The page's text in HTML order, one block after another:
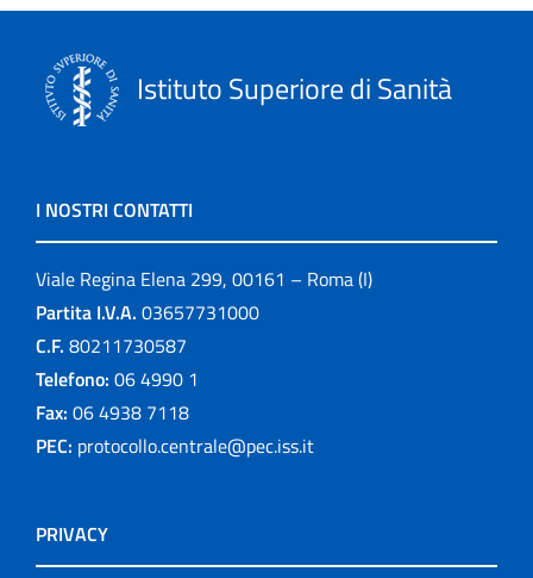
Istituto Superiore di Sanità
I NOSTRI CONTATTI
Viale Regina Elena 299, 00161 – Roma (I)
Partita I.V.A. 03657731000
C.F. 80211730587
Telefono: 06 4990 1
Fax: 06 4938 7118
PEC: protocollo.centrale@pec.iss.it
PRIVACY